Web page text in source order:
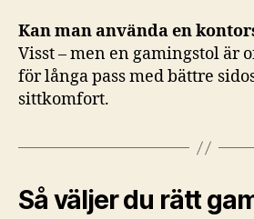
Kan man använda en
Visst – men en gamingstol är
för långa pass med bättre
sittkomfort.
Så väljer du rätt